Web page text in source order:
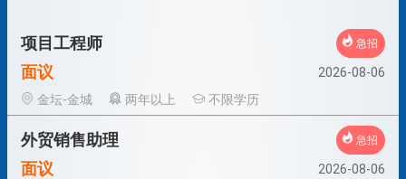
项目工程师 急招
面议
2026-08-06
金坛-金城
两年以上 不限学历
外贸销售助理 急招
面议
2026-08-06